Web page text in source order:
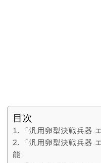
目次
「汎用卵型決戦兵器
「汎用卵型決戦兵器
能